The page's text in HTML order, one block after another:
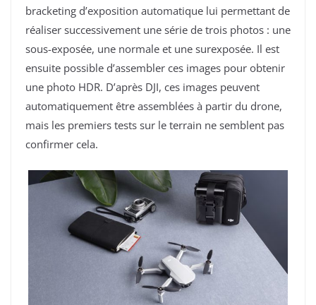
bracketing d’exposition automatique lui permettant de
réaliser successivement une série de trois photos : une
sous-exposée, une normale et une surexposée. Il est
ensuite possible d’assembler ces images pour obtenir
une photo HDR. D’après DJI, ces images peuvent
automatiquement être assemblées à partir du drone,
mais les premiers tests sur le terrain ne semblent pas
confirmer cela.